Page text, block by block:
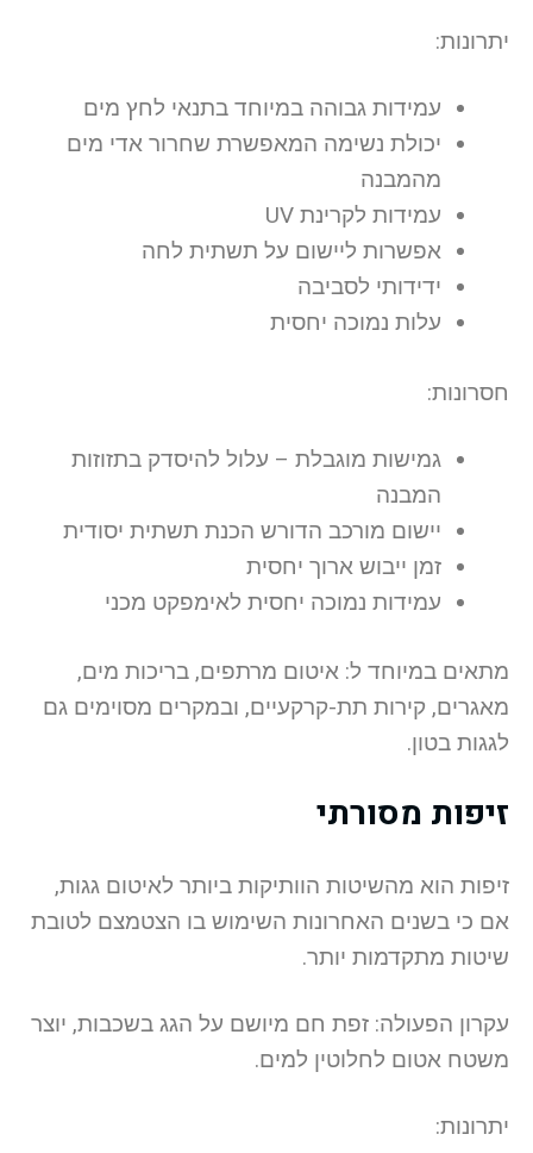
יתרונות:
עמידות גבוהה במיוחד בתנאי לחץ מים
יכולת נשימה המאפשרת שחרור אדי מים
מהמבנה
עמידות לקרינת UV
אפשרות ליישום על תשתית לחה
ידידותי לסביבה
עלות נמוכה יחסית
חסרונות:
גמישות מוגבלת – עלול להיסדק בתזוזות
המבנה
יישום מורכב הדורש הכנת תשתית יסודית
זמן ייבוש ארוך יחסית
עמידות נמוכה יחסית לאימפקט מכני
מתאים במיוחד ל: איטום מרתפים, בריכות מים,
מאגרים, קירות תת-קרקעיים, ובמקרים מסוימים גם
לגגות בטון.
זיפות מסורתי
זיפות הוא מהשיטות הוותיקות ביותר לאיטום גגות,
אם כי בשנים האחרונות השימוש בו הצטמצם לטובת
שיטות מתקדמות יותר.
עקרון הפעולה: זפת חם מיושם על הגג בשכבות, יוצר
משטח אטום לחלוטין למים.
יתרונות: